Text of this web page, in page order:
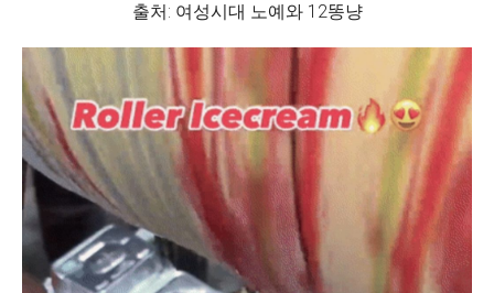
출처: 여성시대 노예와 12똥냥